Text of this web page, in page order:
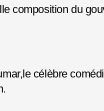
composition du
célèbre